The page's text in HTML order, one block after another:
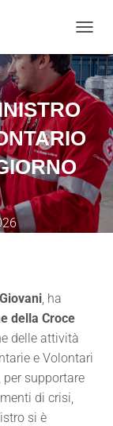
, ha
della Croce
delle attività
e Volontari
per supportare
di crisi,
si è